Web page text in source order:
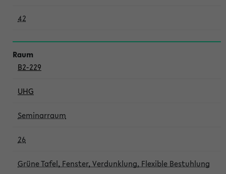
42
B2-229
UHG
Seminarraum
26
Grüne Tafel, Fenster, Verdunklung, Flexible Bestuhlung